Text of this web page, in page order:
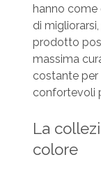
hanno come
di
prodotto
massima
costante per
confortevoli
La
colore